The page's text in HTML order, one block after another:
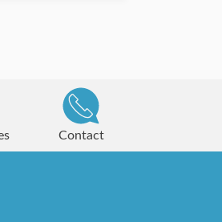
Contact